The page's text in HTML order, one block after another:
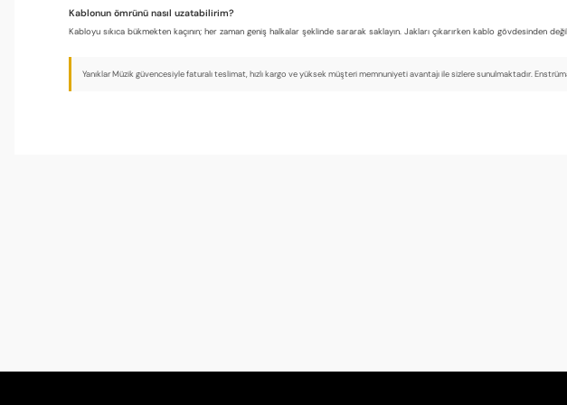
Kablonun ömrünü nasıl uzatabilirim?
Kabloyu sıkıca bükmekten kaçının; her zaman geniş halkalar şeklinde sararak saklayın. Jakları çıkarırken kablo gövdesinden
Yanıklar Müzik güvencesiyle faturalı teslimat, hızlı kargo ve yüksek müşteri memnuniyeti avantajı ile sizlere sunulmaktadır.